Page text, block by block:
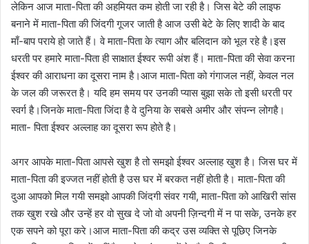
लेकिन आज माता-पिता की अहमियत कम होती जा रही है। जिस बेटे की लाइफ
बनाने में माता-पिता की जिंदगी गूजर जाती है आज उसी बेटे के लिए शादी के बाद
माँ-बाप पराये हो जाते हैं। वे माता-पिता के त्याग और बलिदान को भूल रहे है।इस
धरती पर हमारे माता-पिता ही साक्षात ईश्वर रूपी अंश हैं। माता-पिता की सेवा करना
ईश्वर की आराधना का दूसरा नाम है।आज माता-पिता को गंगाजल नहीं, केवल नल
के जल की जरूरत है। यदि हम समय पर उनकी प्यास बुझा सके तो इसी धरती पर
स्वर्ग है।जिनके माता-पिता जिंदा है वे दुनिया के सबसे अमीर और संपन्न लोगहै।
माता- पिता ईश्वर अल्लाह का दूसरा रूप होते है।
अगर आपके माता-पिता आपसे खुश है तो समझो ईश्वर अल्लाह खुश है। जिस घर में
माता-पिता की इज्जत नहीं होती है उस घर में बरकत नहीं होती है। माता-पिता की
दुआ आपको मिल गयी समझो आपकी जिंदगी संवर गयी, माता-पिता को आखिरी सांस
तक खुश रखे और उन्हें हर वो सुख दे जो वो अपनी ज़िन्दगी में न पा सके, उनके हर
एक सपने को पूरा करे।आज माता-पिता की कद्र उस व्यक्ति से पूछिए जिनके